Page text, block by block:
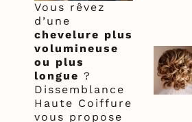
Vous rêvez
d’une
chevelure plus
volumineuse
ou plus
longue ?
Dissemblance
Haute Coiffure
vous propose